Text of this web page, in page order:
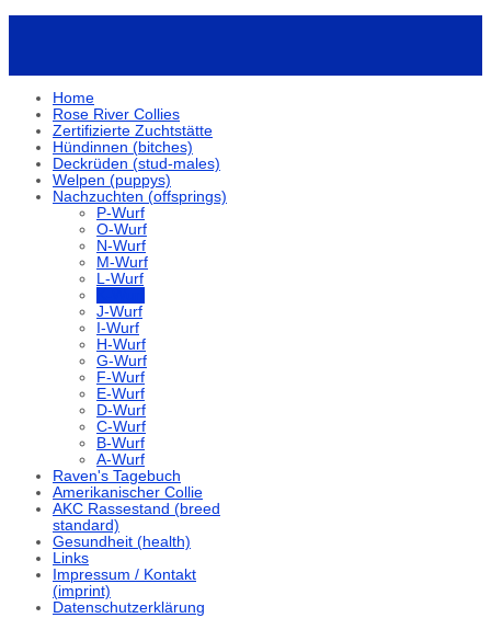
Home
Rose River Collies
Zertifizierte Zuchtstätte
Hündinnen (bitches)
Deckrüden (stud-males)
Welpen (puppys)
Nachzuchten (offsprings)
P-Wurf
O-Wurf
N-Wurf
M-Wurf
L-Wurf
J-Wurf
I-Wurf
H-Wurf
G-Wurf
F-Wurf
E-Wurf
D-Wurf
C-Wurf
B-Wurf
A-Wurf
Raven's Tagebuch
Amerikanischer Collie
AKC Rassestand (breed
standard)
Gesundheit (health)
Links
Impressum / Kontakt
(imprint)
Datenschutzerklärung